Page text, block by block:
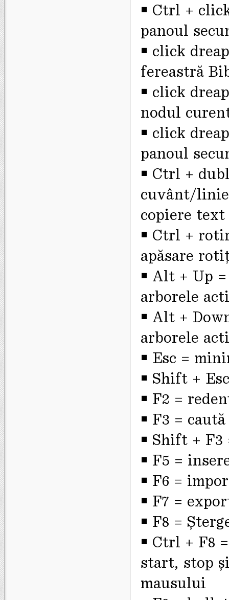
￭ Ctrl +
panoul
￭ click
fereastră
￭ click
nodul
￭ click
panoul
￭ Ctrl +
cuvânt/
copiere text
￭ Ctrl +
apăsare
￭ Alt + Up
arborele
￭ Alt +
arborele
￭ Esc =
￭ Shift +
￭ F2 =
￭ F3 =
￭ Shift + F3
￭ F5 =
￭ F6 =
￭ F7 =
￭ F8 =
￭ Ctrl + F8
start, stop
mausului